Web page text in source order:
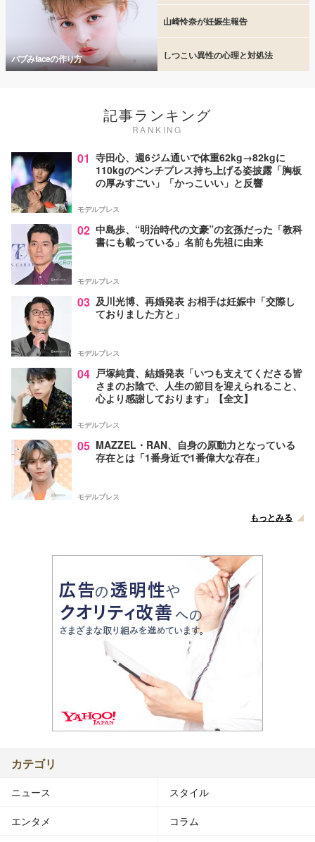
バブみfaceの作り方
山崎怜奈が妊娠生報告
しつこい異性の心理と対処法
記事ランキング
RANKING
01 寺田心、週6ジム通いで体重62kg→82kgに
110kgのベンチプレス持ち上げる姿披露「胸板
の厚みすごい」「かっこいい」と反響
モデルプレス
02 中島歩、“明治時代の文豪”の玄孫だった「教科
書にも載っている」名前も先祖に由来
モデルプレス
03 及川光博、再婚発表 お相手は妊娠中「交際し
ておりました方と」
モデルプレス
04 戸塚純貴、結婚発表「いつも支えてくださる皆
さまのお陰で、人生の節目を迎えられること、
心より感謝しております」【全文】
モデルプレス
05 MAZZEL・RAN、自身の原動力となっている
存在とは「1番身近で1番偉大な存在」
モデルプレス
もっとみる
カテゴリ
ニュース スタイル
エンタメ コラム